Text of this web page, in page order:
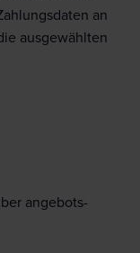
an
ausgewählten
angebots-